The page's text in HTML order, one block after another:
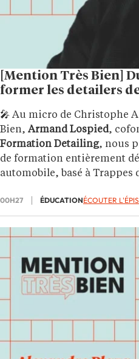
[Mention Très Bien]
former les detailers
🎤 Au micro de Christophe
Bien, Armand Lospied,
Formation Detailing, nous
de formation entièrement
automobile, basé à Trappes
00H27 ÉDUCATIONÉCOUTER